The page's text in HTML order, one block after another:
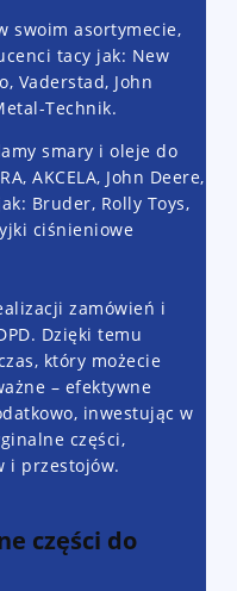
swoim asortymecie,
tacy jak: New
Vaderstad, John
Technik.
smary i oleje do
AKCELA, John Deere,
Bruder, Rolly Toys,
ciśnieniowe
zamówień i
Dzięki temu
który możecie
– efektywne
inwestując w
części,
i przestojów.
części do